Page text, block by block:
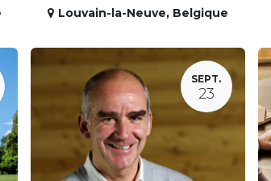
Louvain-la-Neuve, Belgique
SEPT.
23